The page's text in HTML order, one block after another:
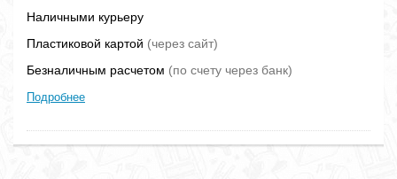
Наличными курьеру
Пластиковой картой (через сайт)
Безналичным расчетом (по счету через банк)
Подробнее